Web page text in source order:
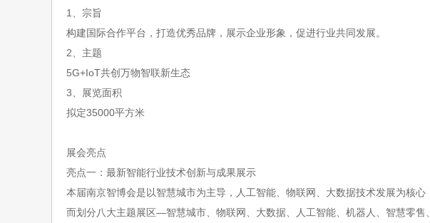
1、宗旨
构建国际合作平台，打造优秀品牌，展示企业形象，促进行业共同发展。
2、主题
5G+IoT共创万物智联新生态
3、 展览面积
拟定35000平方米
展会亮点
亮点一：最新智能行业技术创新与成果展示
本届南京智博会是以智慧城市为主导，人工智能、物联网、大数据技术发展为核
而划分八大主题展区—智慧城市、物联网、大数据、人工智能、机器人、智慧零